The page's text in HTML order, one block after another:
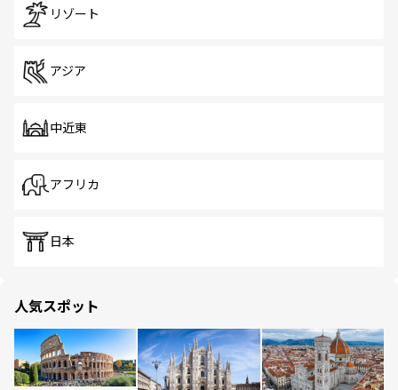
リゾート
アジア
中近東
アフリカ
日本
人気スポット